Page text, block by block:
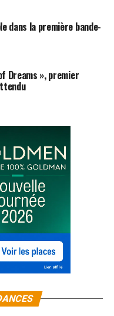
dans la première bande-
Dreams », premier